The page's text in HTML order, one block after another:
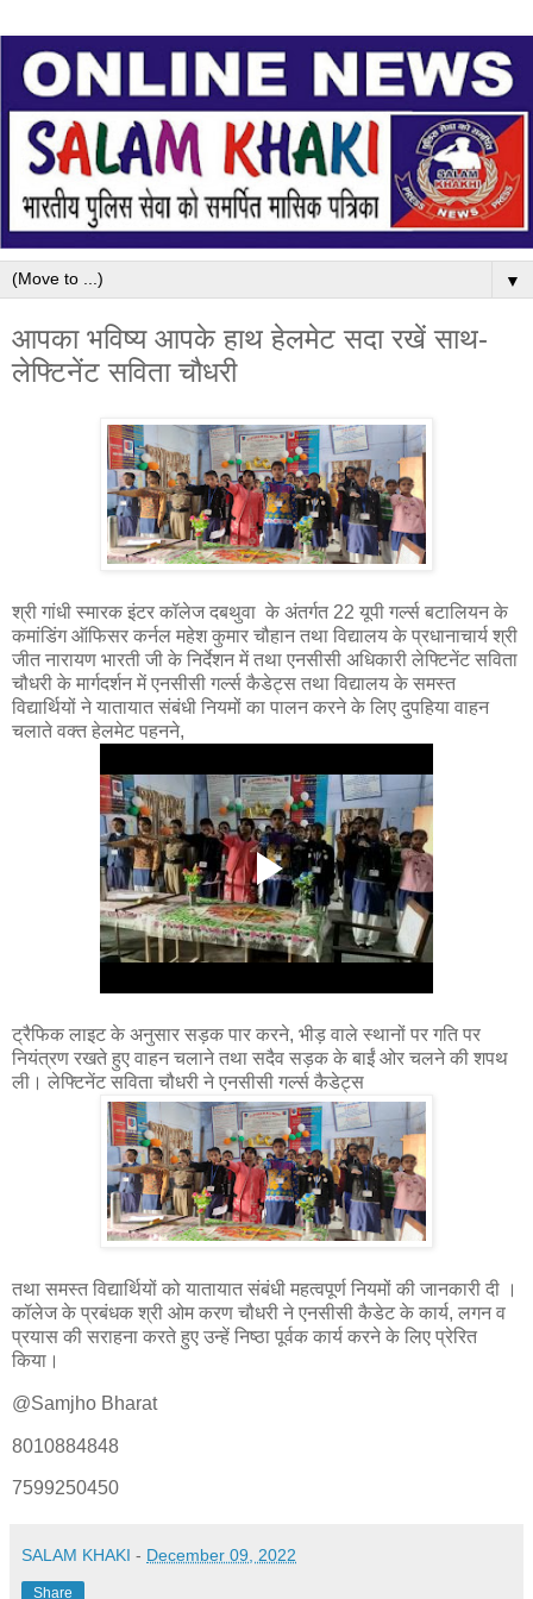
▼
आपका भविष्य आपके हाथ हेलमेट सदा रखें साथ-
लेफ्टिनेंट सविता चौधरी
श्री गांधी स्मारक इंटर कॉलेज दबथुवा के अंतर्गत 22 यूपी गर्ल्स बटालियन के
कमांडिंग ऑफिसर कर्नल महेश कुमार चौहान तथा विद्यालय के प्रधानाचार्य श्री
जीत नारायण भारती जी के निर्देशन में तथा एनसीसी अधिकारी लेफ्टिनेंट सविता
चौधरी के मार्गदर्शन में एनसीसी गर्ल्स कैडेट्स तथा विद्यालय के समस्त
विद्यार्थियों ने यातायात संबंधी नियमों का पालन करने के लिए दुपहिया वाहन
चलाते वक्त हेलमेट पहनने,
ट्रैफिक लाइट के अनुसार सड़क पार करने, भीड़ वाले स्थानों पर गति पर
नियंत्रण रखते हुए वाहन चलाने तथा सदैव सड़क के बाईं ओर चलने की शपथ
ली। लेफ्टिनेंट सविता चौधरी ने एनसीसी गर्ल्स कैडेट्स
तथा समस्त विद्यार्थियों को यातायात संबंधी महत्वपूर्ण नियमों की जानकारी दी ।
कॉलेज के प्रबंधक श्री ओम करण चौधरी ने एनसीसी कैडेट के कार्य, लगन व
प्रयास की सराहना करते हुए उन्हें निष्ठा पूर्वक कार्य करने के लिए प्रेरित
किया।
@Samjho Bharat
8010884848
7599250450
SALAM KHAKI - December 09, 2022
Share